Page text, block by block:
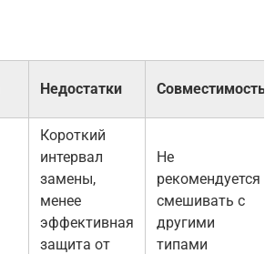
Недостатки Совместимость
Короткий
интервал
замены,
менее
эффективная
защита от
Не
рекомендуется
смешивать с
другими
типами